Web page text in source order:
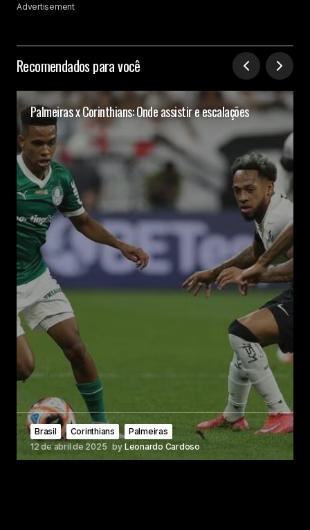
Advertisement
Recomendados para você
Palmeiras x Corinthians: Onde assistir e escalações
Brasil Corinthians
Palmeiras
12 de abril de 2025 by Leonardo Cardoso